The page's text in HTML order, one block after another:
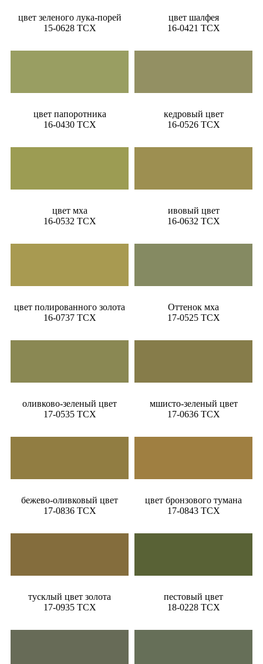
цвет зеленого лука-порей
15-0628 TCX
цвет шалфея
16-0421 TCX
цвет папоротника
16-0430 TCX
кедровый цвет
16-0526 TCX
цвет мха
16-0532 TCX
ивовый цвет
16-0632 TCX
цвет полированного золота
16-0737 TCX
Оттенок мха
17-0525 TCX
оливково-зеленый цвет
17-0535 TCX
мшисто-зеленый цвет
17-0636 TCX
бежево-оливковый цвет
17-0836 TCX
цвет бронзового тумана
17-0843 TCX
тусклый цвет золота
17-0935 TCX
пестовый цвет
18-0228 TCX